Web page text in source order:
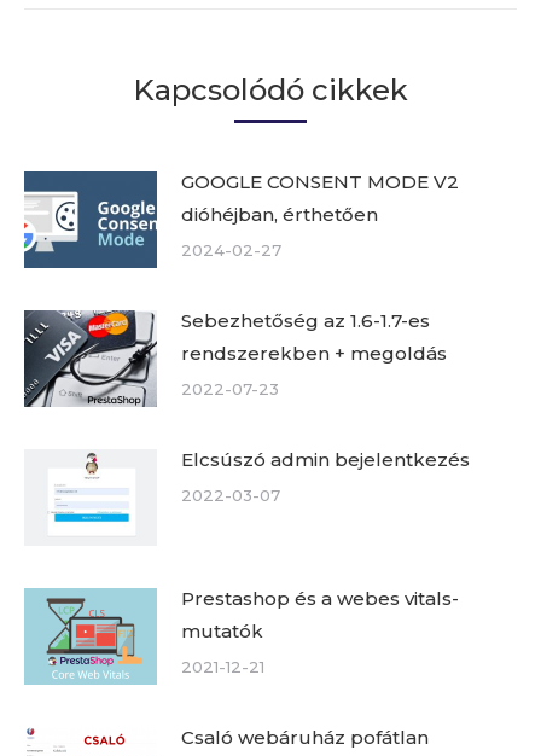
Kapcsolódó cikkek
GOOGLE CONSENT MODE V2
dióhéjban, érthetően
2024-02-27
Sebezhetőség az 1.6-1.7-es
rendszerekben + megoldás
2022-07-23
Elcsúszó admin bejelentkezés
2022-03-07
Prestashop és a webes vitals-
mutatók
2021-12-21
Csaló webáruház pofátlan